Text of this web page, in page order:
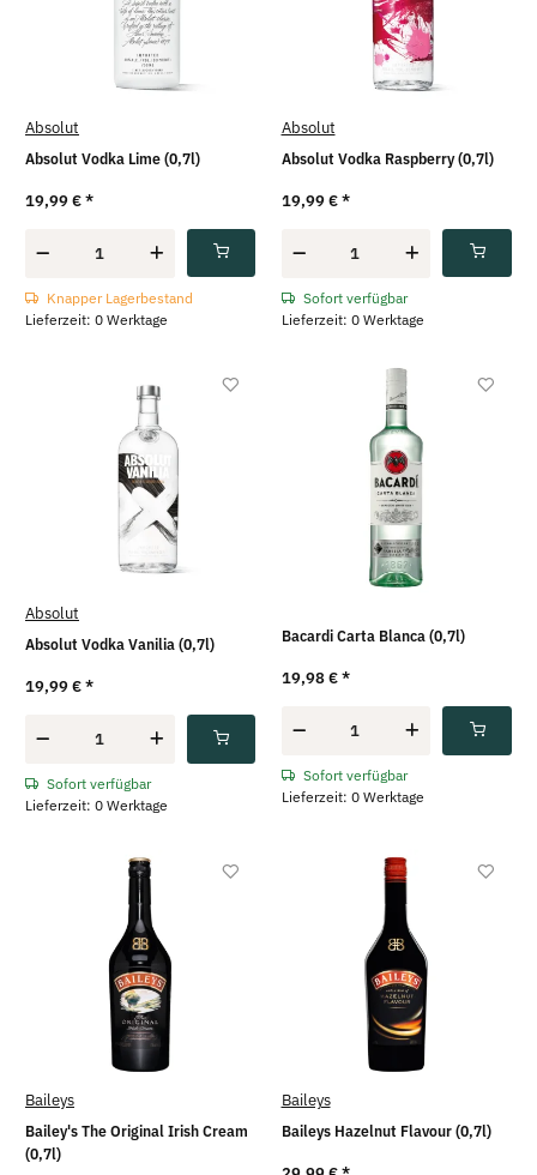
Absolut
Absolut Vodka Lime (0,7l)
19,99 €*
Knapper Lagerbestand
Lieferzeit: 0 Werktage
Absolut
Absolut Vodka Raspberry (0,7l)
19,99 €*
Sofort verfügbar
Lieferzeit: 0 Werktage
Absolut
Absolut Vodka Vanilia (0,7l)
19,99 €*
Sofort verfügbar
Lieferzeit: 0 Werktage
Bacardi Carta Blanca (0,7l)
19,98 €*
Sofort verfügbar
Lieferzeit: 0 Werktage
Baileys
Bailey's The Original Irish Cream
(0,7l)
Baileys
Baileys Hazelnut Flavour (0,7l)